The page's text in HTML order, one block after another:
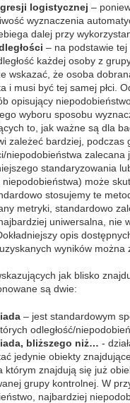
logistycznej –
wyznaczenia
dalej przy
– na podstawie
każdej osoby z
wskazać, że osoba
i musi być tej samej płci.
opisujący
wyboru sposobu
to, jak ważne są dla
zależeć bardziej,
niepodobieństwa
standaryzowania
może
stosujemy te
metryki, standardowo
uniwersalna, nie
opis
wyników można
jak blisko
są dwie:
– jest standardowym
odległość/
bliższego niż… -
jedynie obiekty
którym znajdują się już
grupy kontrolnej. W
najbardziej